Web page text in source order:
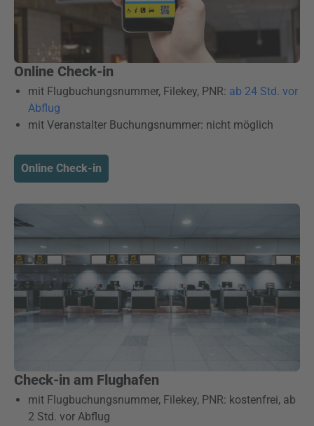
Online Check-in
mit Flugbuchungsnummer, Filekey, PNR: ab 24 Std. vor
Abflug
mit Veranstalter Buchungsnummer: nicht möglich
Online Check-in
Check-in am Flughafen
mit Flugbuchungsnummer, Filekey, PNR: kostenfrei, ab
2 Std. vor Abflug